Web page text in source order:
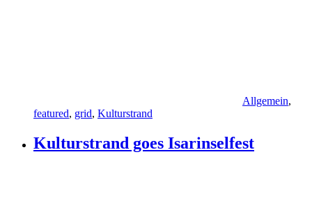
Allgemein,
featured, grid, Kulturstrand
Kulturstrand goes Isarinselfest